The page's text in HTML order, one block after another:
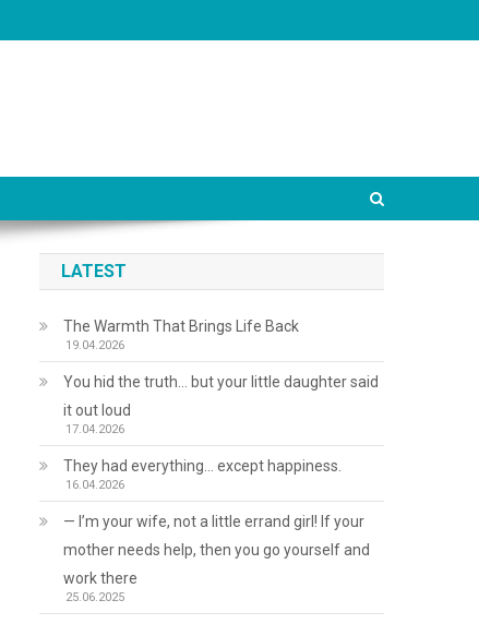
LATEST
The Warmth That Brings Life Back
19.04.2026
You hid the truth… but your little daughter said
it out loud
17.04.2026
They had everything… except happiness.
16.04.2026
— I’m your wife, not a little errand girl! If your
mother needs help, then you go yourself and
work there
25.06.2025